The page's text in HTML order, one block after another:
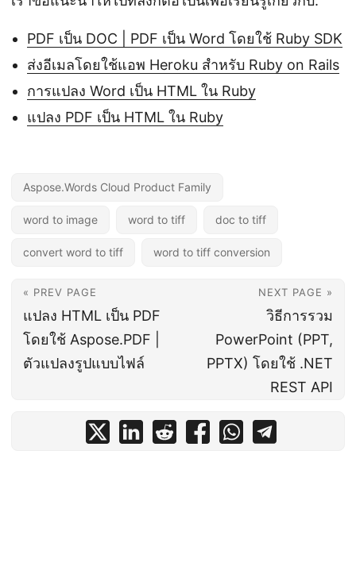
PDF เป็น DOC | PDF เป็น Word โดยใช้ Ruby SDK
ส่งอีเมลโดยใช้แอพ Heroku สำหรับ Ruby on Rails
การแปลง Word เป็น HTML ใน Ruby
แปลง PDF เป็น HTML ใน Ruby
Aspose.Words Cloud Product Family
word to image word to tiff doc to tiff
convert word to tiff word to tiff conversion
« PREV PAGE
แปลง HTML เป็น PDF
โดยใช้ Aspose.PDF |
ตัวแปลงรูปแบบไฟล์
NEXT PAGE »
วิธีการรวม
PowerPoint (PPT,
PPTX) โดยใช้ .NET
REST API